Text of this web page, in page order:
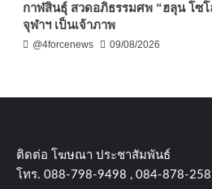
กาฬสินธุ์ สวดอภิธรรมศพ “ฮลุน โซ
จุฬาฯ เป็นเจ้าภาพ
@4forcenews 09/08/2026
ติดต่อ​ โฆษณา​ ประชาสัมพันธ์
โทร​. 088-798-9498 , 084-878-